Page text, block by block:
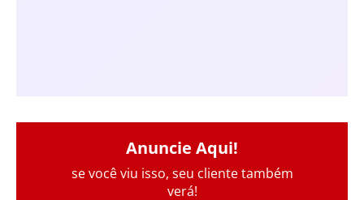
Anuncie Aqui!
se você viu isso, seu cliente também
verá!